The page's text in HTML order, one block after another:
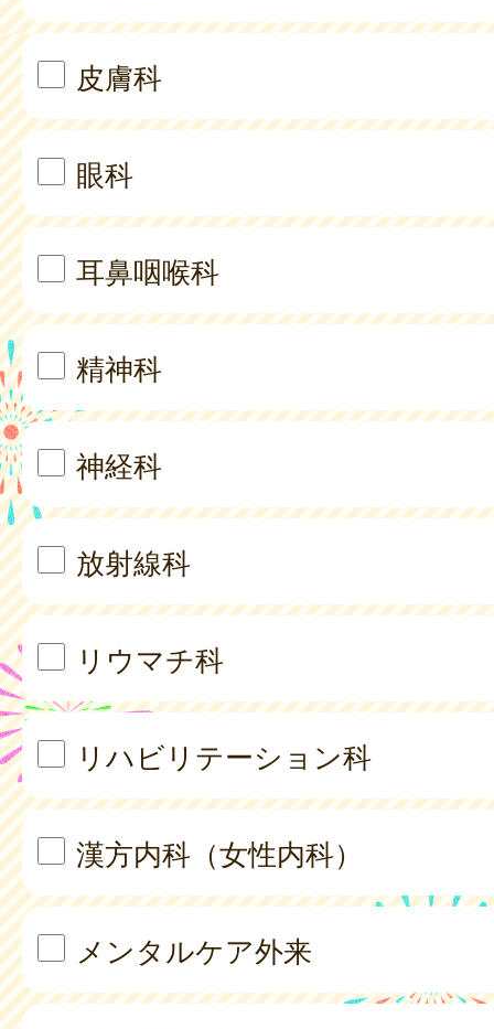
皮膚科
眼科
耳鼻咽喉科
精神科
神経科
放射線科
リウマチ科
リハビリテーション科
漢方内科（女性内科）
メンタルケア外来